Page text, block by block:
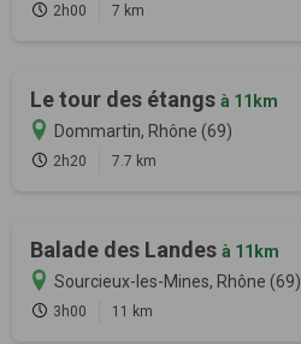
2h00 7 km
Le tour des étangs à 11km
Dommartin, Rhône (69)
2h20 7.7 km
Balade des Landes à 11km
Sourcieux-les-Mines, Rhône (69)
3h00 11 km